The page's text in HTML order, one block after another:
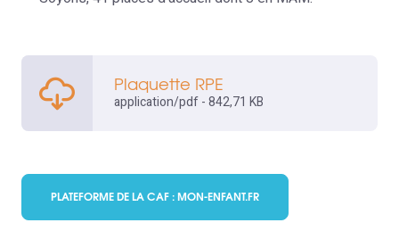
Plaquette RPE
application/pdf - 842,71 KB
PLATEFORME DE LA CAF : MON-ENFANT.FR